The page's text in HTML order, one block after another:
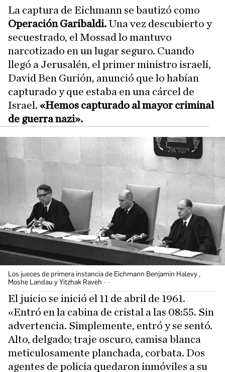
La captura de Eichmann se bautizó como
Operación Garibaldi.Una vez descubierto y
secuestrado, el Mossad lo mantuvo
narcotizado en un lugar seguro. Cuando
llegó a Jerusalén, el primer ministro israelí,
David Ben Gurión, anunció que lo habían
capturado y que estaba en una cárcel de
Israel. «Hemos capturado al mayor criminal
de guerra nazi».
Los jueces de primera instancia de Eichmann Benjamin Halevy ,
Moshe Landau y Yitzhak Raveh
-
El juicio se inició el 11 de abril de 1961.
«Entró en la cabina de cristal a las 08:55. Sin
advertencia. Simplemente, entró y se sentó.
Alto, delgado; traje oscuro, camisa blanca
meticulosamente planchada, corbata. Dos
agentes de policía quedaron inmóviles a su